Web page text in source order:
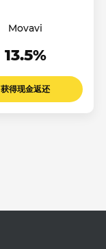
Movavi
13.5%
获得现金返还